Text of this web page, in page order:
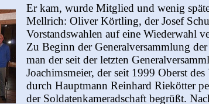
Er kam, wurde Mitglied und wenig
Mellrich: Oliver Körtling, der Josef
Vorstandswahlen auf eine Wiederwahl
Zu Beginn der Generalversammlung
man der seit der letzten
Joachimsmeier, der seit 1999 Oberst
durch Hauptmann Reinhard Riekötter
der Soldatenkameradschaft begrüßt.